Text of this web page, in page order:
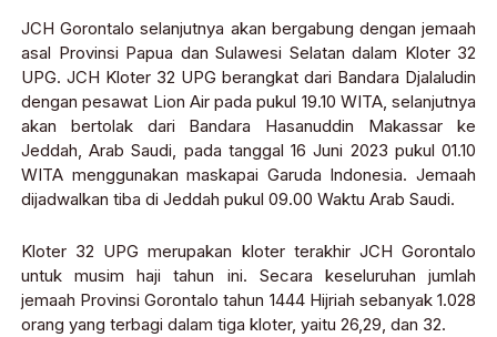
JCH Gorontalo selanjutnya akan bergabung dengan jemaah
asal Provinsi Papua dan Sulawesi Selatan dalam Kloter 32
UPG. JCH Kloter 32 UPG berangkat dari Bandara Djalaludin
dengan pesawat Lion Air pada pukul 19.10 WITA, selanjutnya
akan bertolak dari Bandara Hasanuddin Makassar ke
Jeddah, Arab Saudi, pada tanggal 16 Juni 2023 pukul 01.10
WITA menggunakan maskapai Garuda Indonesia. Jemaah
dijadwalkan tiba di Jeddah pukul 09.00 Waktu Arab Saudi.
Kloter 32 UPG merupakan kloter terakhir JCH Gorontalo
untuk musim haji tahun ini. Secara keseluruhan jumlah
jemaah Provinsi Gorontalo tahun 1444 Hijriah sebanyak 1.028
orang yang terbagi dalam tiga kloter, yaitu 26,29, dan 32.